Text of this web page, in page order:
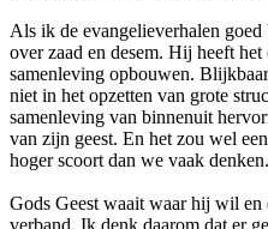
Als ik de evangelieverhalen goed
over zaad en desem. Hij heeft
samenleving opbouwen.
niet in het opzetten van grote
samenleving van binnenuit
van zijn geest. En het zou wel
hoger scoort dan we vaak denken.
Gods Geest waait waar hij wil